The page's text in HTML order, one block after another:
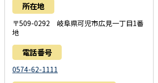
所在地
〒509-0292 岐阜県可児市広見一丁目1番
地
電話番号
0574-62-1111